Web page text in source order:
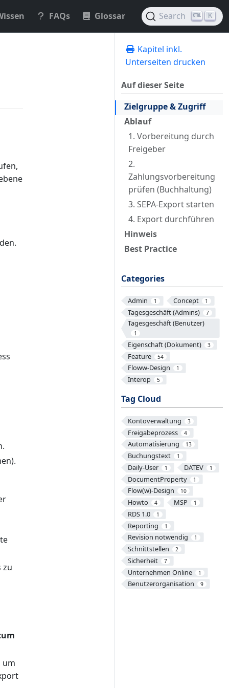
FAQs Glossar Search K
Kapitel inkl.
Unterseiten drucken
Auf dieser Seite
Zielgruppe & Zugriff
Ablauf
1. Vorbereitung durch
Freigeber
2.
Zahlungsvorbereitung
prüfen (Buchhaltung)
3. SEPA-Export starten
4. Export durchführen
Hinweis
Best Practice
Categories
Admin 1 Concept 1
Tagesgeschäft (Admins) 7
Tagesgeschäft (Benutzer)
1
Eigenschaft (Dokument) 3
Feature 54
Floww-Design 1
Interop 5
Tag Cloud
Kontoverwaltung 3
Freigabeprozess 4
Automatisierung 13
Buchungstext 1
Daily-User 1 DATEV 1
DocumentProperty 1
Flow(w)-Design 10
Howto 4 MSP 1
RDS 1.0 1
Reporting 1
Revision notwendig 1
Schnittstellen 2
Sicherheit 7
Unternehmen Online 1
Benutzerorganisation 9
zu
um